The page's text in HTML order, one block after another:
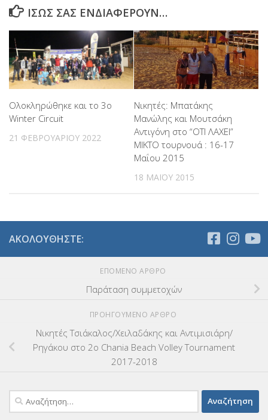
ΊΣΩΣ ΣΑΣ ΕΝΔΙΑΦΈΡΟΥΝ…
Ολοκληρώθηκε και το 3ο
Winter Circuit
21 ΦΕΒΡΟΥΑΡΊΟΥ 2022
Νικητές: Μπατάκης
Μανώλης και Μουτσάκη
Αντιγόνη στο “ΟΤΙ ΛΑΧΕΙ”
MIKTO τουρνουά : 16-17
Μαΐου 2015
18 ΜΑΪ́ΟΥ 2015
ΑΚΟΛΟΥΘΉΣΤΕ:
ΕΠΌΜΕΝΟ ΆΡΘΡΟ
Παράταση συμμετοχών
ΠΡΟΗΓΟΎΜΕΝΟ ΆΡΘΡΟ
Νικητές Τσιάκαλος/Χειλαδάκης και Αντιμισιάρη/
Ρηγάκου στο 2ο Chania Beach Volley Tournament
2017-2018
Αναζήτηση
για: